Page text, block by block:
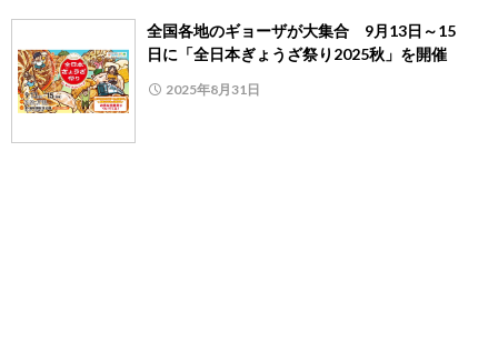
全国各地のギョーザが大集合 9月13日～15
日に「全日本ぎょうざ祭り2025秋」を開催
2025年8月31日